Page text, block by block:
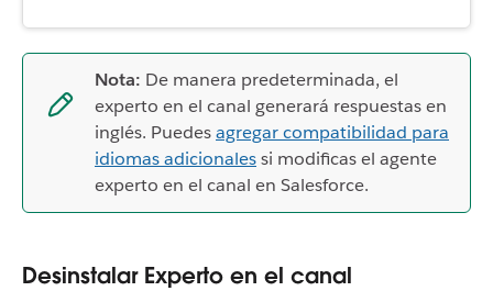
Nota: De manera predeterminada, el
experto en el canal generará respuestas en
inglés. Puedesagregar compatibilidad para
idiomas adicionalessi modificas el agente
experto en el canal en Salesforce.
Desinstalar Experto en el canal